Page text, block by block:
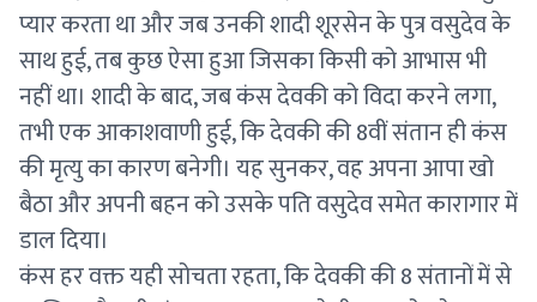
प्यार करता था और जब उनकी शादी शूरसेन के पुत्र वसुदेव के
साथ हुई, तब कुछ ऐसा हुआ जिसका किसी को आभास भी
नहीं था। शादी के बाद, जब कंस देवकी को विदा करने लगा,
तभी एक आकाशवाणी हुई, कि देवकी की 8वीं संतान ही कंस
की मृत्यु का कारण बनेगी। यह सुनकर, वह अपना आपा खो
बैठा और अपनी बहन को उसके पति वसुदेव समेत कारागार में
डाल दिया।
कंस हर वक्त यही सोचता रहता, कि देवकी की 8 संतानों में से